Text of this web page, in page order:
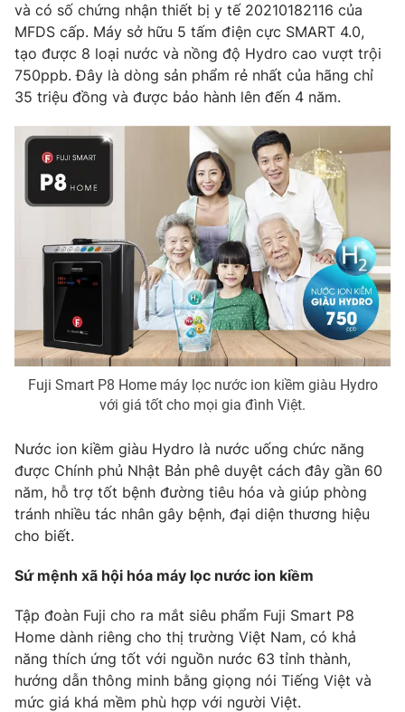
Góc doanh nghiệp
Truyền hình
Phim VTV
Hậu trường
Nhân vật
Khán giả
Giải sao mai
Giải trí
Điện ảnh
Âm nhạc
Du lịch
Làm đẹp
Chất lượng cuộc sống
Giáo dục
Tuyển sinh
Học trực tuyến
Hitech Công nghệ tương lai
Sản phẩm
Thị trường
Tư vấn
Giao lưu trực tuyến
Lịch phát sóng
Chuyên mục khác
Photo Infographic
Video
VTV Money VTV Thể thao
VTV Sức khoẻ Bất động sản
Thị trường 24h Tấm lòng Việt
và có số chứng nhận thiết bị y tế 20210182116 của
MFDS cấp. Máy sở hữu 5 tấm điện cực SMART 4.0,
tạo được 8 loại nước và nồng độ Hydro cao vượt trội
750ppb. Đây là dòng sản phẩm rẻ nhất của hãng chỉ
35 triệu đồng và được bảo hành lên đến 4 năm.
Fuji Smart P8 Home máy lọc nước ion kiềm giàu Hydro
với giá tốt cho mọi gia đình Việt.
Nước ion kiềm giàu Hydro là nước uống chức năng
được Chính phủ Nhật Bản phê duyệt cách đây gần 60
năm, hỗ trợ tốt bệnh đường tiêu hóa và giúp phòng
tránh nhiều tác nhân gây bệnh, đại diện thương hiệu
cho biết.
Sứ mệnh xã hội hóa máy lọc nước ion kiềm
Tập đoàn Fuji cho ra mắt siêu phẩm Fuji Smart P8
Home dành riêng cho thị trường Việt Nam, có khả
năng thích ứng tốt với nguồn nước 63 tỉnh thành,
hướng dẫn thông minh bằng giọng nói Tiếng Việt và
mức giá khá mềm phù hợp với người Việt.